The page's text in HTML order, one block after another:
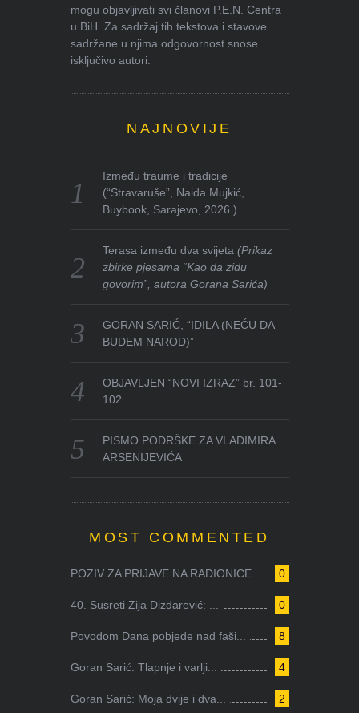
mogu objavljivati svi članovi P.E.N. Centra
u BiH. Za sadržaj tih tekstova i stavove
sadržane u njima odgovornost snose
isključivo autori.
NAJNOVIJE
Između traume i tradicije
(“Stravaruše”, Naida Mujkić,
Buybook, Sarajevo, 2026.)
Terasa između dva svijeta(Prikaz
zbirke pjesama “Kao da zidu
govorim”, autora Gorana Sarića)
GORAN SARIĆ, “IDILA (NEĆU DA
BUDEM NAROD)”
OBJAVLJEN “NOVI IZRAZ” br. 101-
102
PISMO PODRŠKE ZA VLADIMIRA
ARSENIJEVIĆA
MOST COMMENTED
0
POZIV ZA PRIJAVE NA RADIONICE ...
0
40. Susreti Zija Dizdarević: ...
8
Povodom Dana pobjede nad faši...
4
Goran Sarić: Tlapnje i varlji...
2
Goran Sarić: Moja dvije i dva...